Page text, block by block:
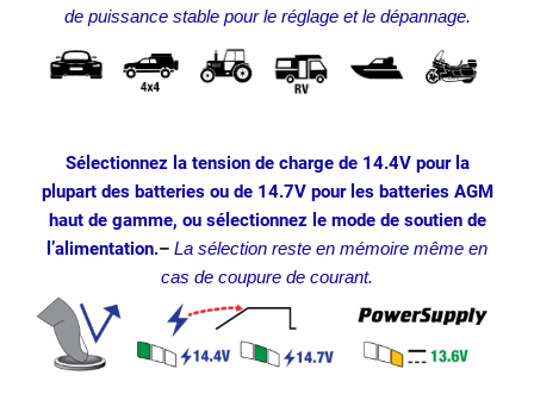
de puissance stable pour le réglage et le dépannage.
Sélectionnez la tension de charge de 14.4V pour la
plupart des batteries ou de 14.7V pour les batteries AGM
haut de gamme, ou sélectionnez le mode de soutien de
l’alimentation.– La sélection reste en mémoire même en
cas de coupure de courant.